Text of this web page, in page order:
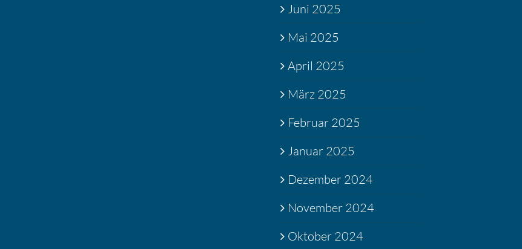
Juni 2025
Mai 2025
April 2025
März 2025
Februar 2025
Januar 2025
Dezember 2024
November 2024
Oktober 2024